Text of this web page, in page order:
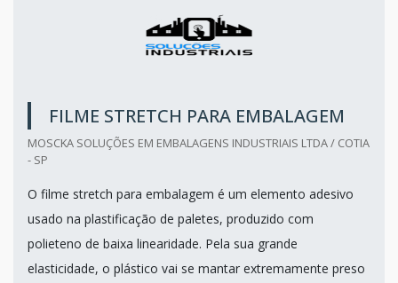
FILME STRETCH PARA EMBALAGEM
MOSCKA SOLUÇÕES EM EMBALAGENS INDUSTRIAIS LTDA / COTIA
- SP
O filme stretch para embalagem é um elemento adesivo
usado na plastificação de paletes, produzido com
polieteno de baixa linearidade. Pela sua grande
elasticidade, o plástico vai se mantar extremamente preso